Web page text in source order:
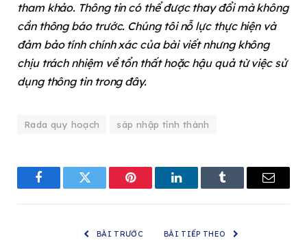
tham khảo. Thông tin có thể được thay đổi mà không
cần thông báo trước. Chúng tôi nỗ lực thực hiện và
đảm bảo tính chính xác của bài viết nhưng không
chịu trách nhiệm về tổn thất hoặc hậu quả từ việc sử
dụng thông tin trong đây.
Rada quy hoạch sáp nhập tỉnh thành
FacebookTwitter Pinterest LinkedInTumblr Email
BÀI TRƯỚC BÀI TIẾP THEO